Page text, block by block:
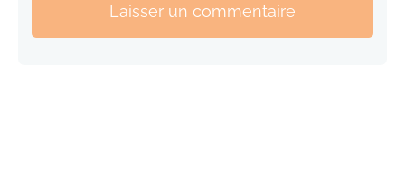
Laisser un commentaire